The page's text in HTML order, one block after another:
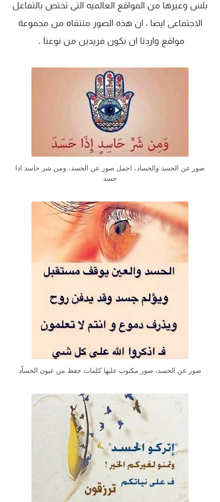
بلس وغيرها من المواقع العالميه التى تختص بالتفاعل
الاجتماعى ايضا ، ان هذه الصور منتقاه من مجموعة
مواقع واردنا ان نكون فريدين من نوعنا .
صور عن الحسد والحساد، اجمل صور عن الحسد، ومن شر حاسد اذا
حسد
صور عن الحسد، صور مكتوب عليها كلمات حفظ من عيون الحساّد